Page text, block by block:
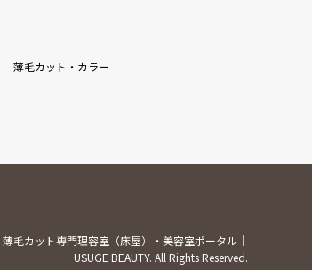
薄毛カット・カラー
薄毛カット専門理容室（床屋）・美容室ポータル｜
USUGE BEAUTY. All Rights Reserved.